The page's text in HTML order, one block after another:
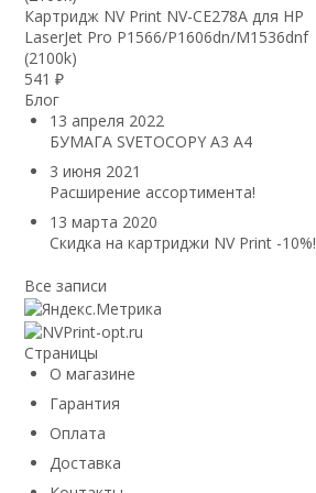
Картридж NV Print NV-CE278A для HP
LaserJet Pro P1566/P1606dn/M1536dnf
(2100k)
541 ₽
Блог
13 апреля 2022
БУМАГА SVETOCOPY A3 A4
3 июня 2021
Расширение ассортимента!
13 марта 2020
Скидка на картриджи NV Print -10%!
Все записи
Страницы
О магазине
Гарантия
Оплата
Доставка